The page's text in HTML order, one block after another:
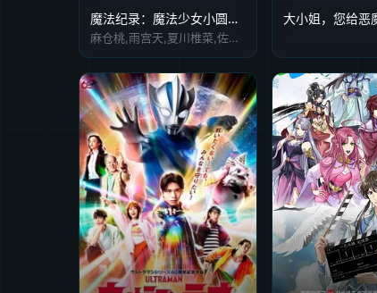
魔法纪录：魔法少女小圆外传最终季-浅梦之晓-
麻仓桃,雨宫天,夏川椎菜,佐仓绫音,小仓唯,小松未可子,大桥彩香,石原夏织,花泽香菜